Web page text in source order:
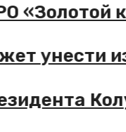
«Золотой
унести